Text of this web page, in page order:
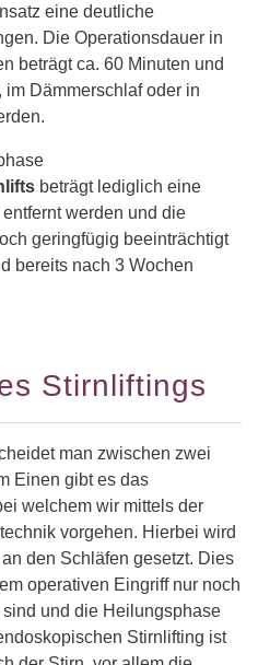
eine deutliche
Die Operationsdauer in
beträgt ca. 60 Minuten und
Dämmerschlaf oder in
beträgt lediglich eine
werden und die
geringfügig beeinträchtigt
bereits nach 3 Wochen
Stirnliftings
man zwischen zwei
Einen gibt es das
welchem wir mittels der
vorgehen. Hierbei wird
den Schläfen gesetzt. Dies
operativen Eingriff nur noch
und die Heilungsphase
Stirnlifting ist